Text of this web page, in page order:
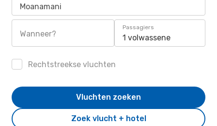
Moanamani
Wanneer?
Passagiers
1 volwassene
Rechtstreekse vluchten
Zoek vlucht + hotel
Vluchten zoeken